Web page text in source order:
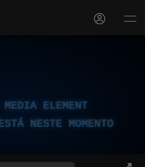
ELEMENT
NESTE MOMENTO